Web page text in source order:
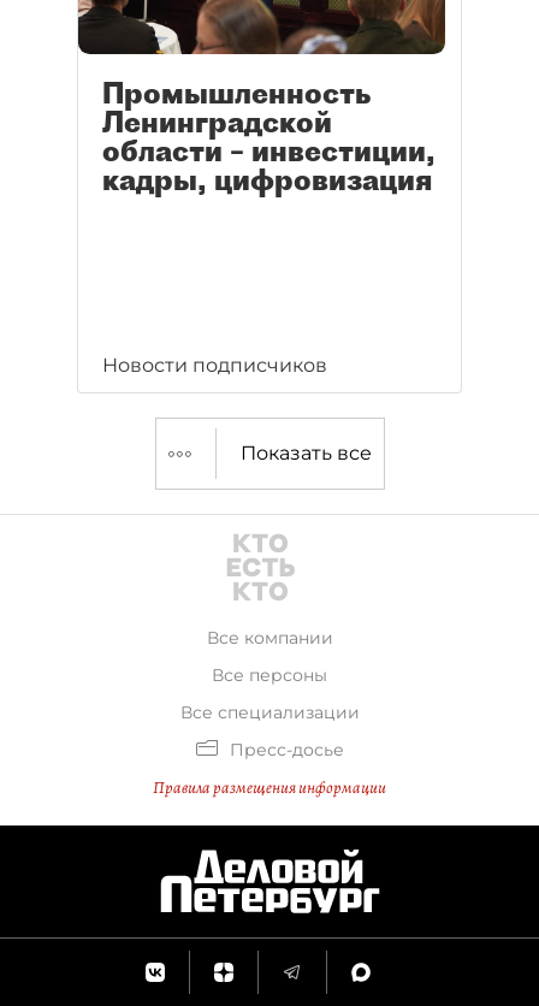
Промышленность
Ленинградской
области – инвестиции,
кадры, цифровизация
Новости подписчиков
Показать все
Все компании
Все персоны
Все специализации
Пресс-досье
Правила размещения информации